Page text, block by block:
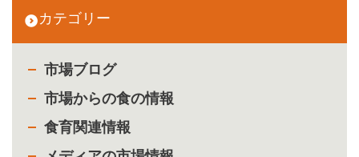
カテゴリー
市場ブログ
市場からの食の情報
食育関連情報